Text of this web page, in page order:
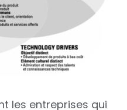
les entreprises qui